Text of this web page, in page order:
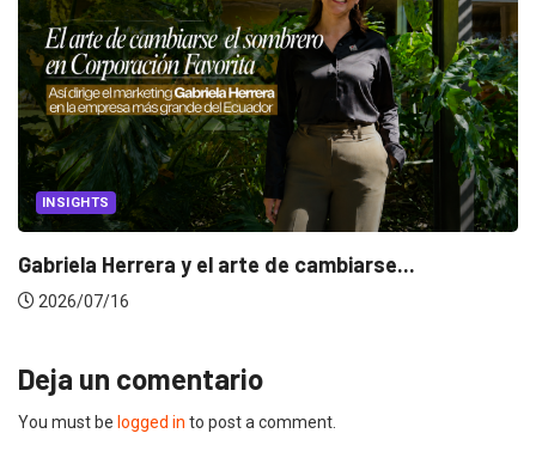
INSIGHTS
Gabriela Herrera y el arte de cambiarse...
2026/07/16
Deja un comentario
You must be logged in to post a comment.